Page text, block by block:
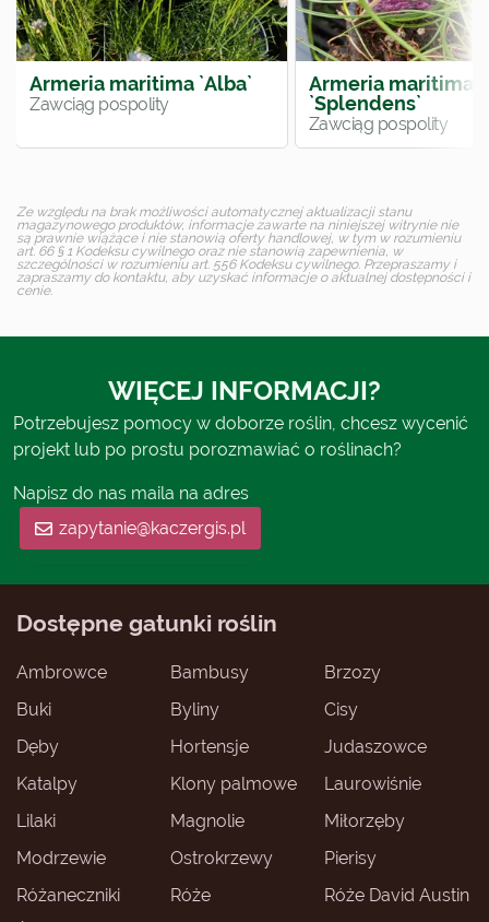
Armeria maritima `Alba`
Zawciąg pospolity
Armeria maritima
`Splendens`
Zawciąg pospolity
Ze względu na brak możliwości automatycznej aktualizacji stanu
magazynowego produktów, informacje zawarte na niniejszej witrynie nie
są prawnie wiążące i nie stanowią oferty handlowej, w tym w rozumieniu
art. 66 § 1 Kodeksu cywilnego oraz nie stanowią zapewnienia, w
szczególności w rozumieniu art. 556 Kodeksu cywilnego. Przepraszamy i
zapraszamy do kontaktu, aby uzyskać informacje o aktualnej dostępności i
cenie.
WIĘCEJ INFORMACJI?
Potrzebujesz pomocy w doborze roślin, chcesz wycenić
projekt lub po prostu porozmawiać o roślinach?
Napisz do nas maila na adres
zapytanie@kaczergis.pl
Dostępne gatunki roślin
Ambrowce Bambusy
Brzozy
Buki
Byliny
Cisy
Dęby
Hortensje
Judaszowce
Katalpy
Klony palmowe
Laurowiśnie
Lilaki
Magnolie
Miłorzęby
Modrzewie
Ostrokrzewy
Pierisy
Różaneczniki
Róże
Róże David Austin